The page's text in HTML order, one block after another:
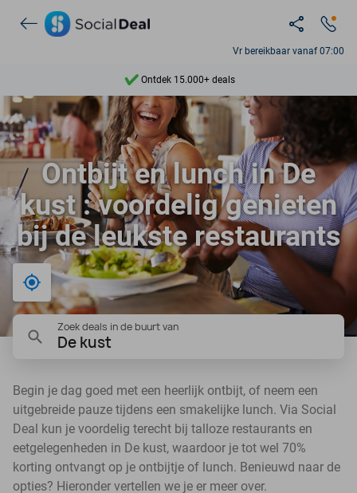
Vr bereikbaar vanaf 07:00
Ontdek 15.000+ deals
7 dagen per week beschikbaar
10+ miljoen leden
9,4
Ontdek 15.000+ deals
Ontbijt en lunch in De
kust : voordelig genieten
bij de leukste restaurants
Bij mij in de buurt
Zoek deals in de buurt van
De kust
Begin je dag goed met een heerlijk ontbijt, of neem een
uitgebreide pauze tijdens een smakelijke lunch. Via Social
Deal kun je voordelig terecht bij talloze restaurants en
eetgelegenheden in De kust, waardoor je tot wel 70%
korting ontvangt op je ontbijtje of lunch. Benieuwd naar de
opties? Hieronder vertellen we je er meer over.